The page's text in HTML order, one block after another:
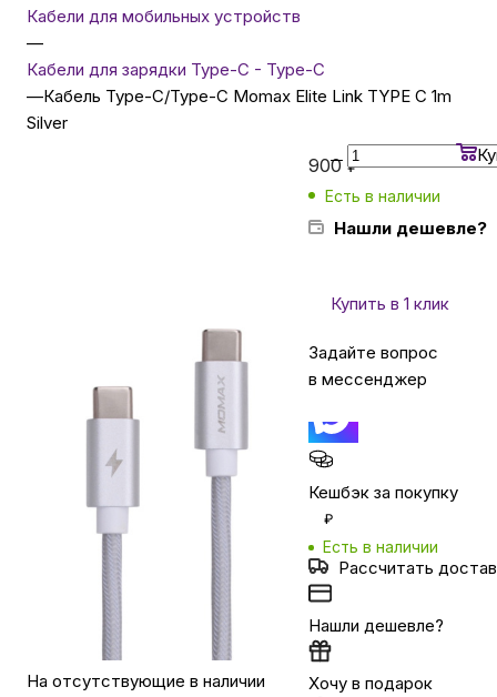
Товары для детей
Фототехника
ТВ и проекторы
Бытовая техника
Сумки и чемоданы
Для дома и дачи
LEGO
Для домашних питомцев
Умный дом и безопасность
Кабели для мобильных устройств
—
Кабели для зарядки Type-C - Type-C
—Кабель Type-C/Type-C Momax Elite Link TYPE C 1m
Silver
На отсутствующие в наличии
900₽
Есть в наличии
Нашли дешевле?
Купить в 1 клик
Задайте вопрос
в мессенджер
Кешбэк за покупку
₽
Есть в наличии
Рассчитать
Нашли дешевле?
Хочу в подарок